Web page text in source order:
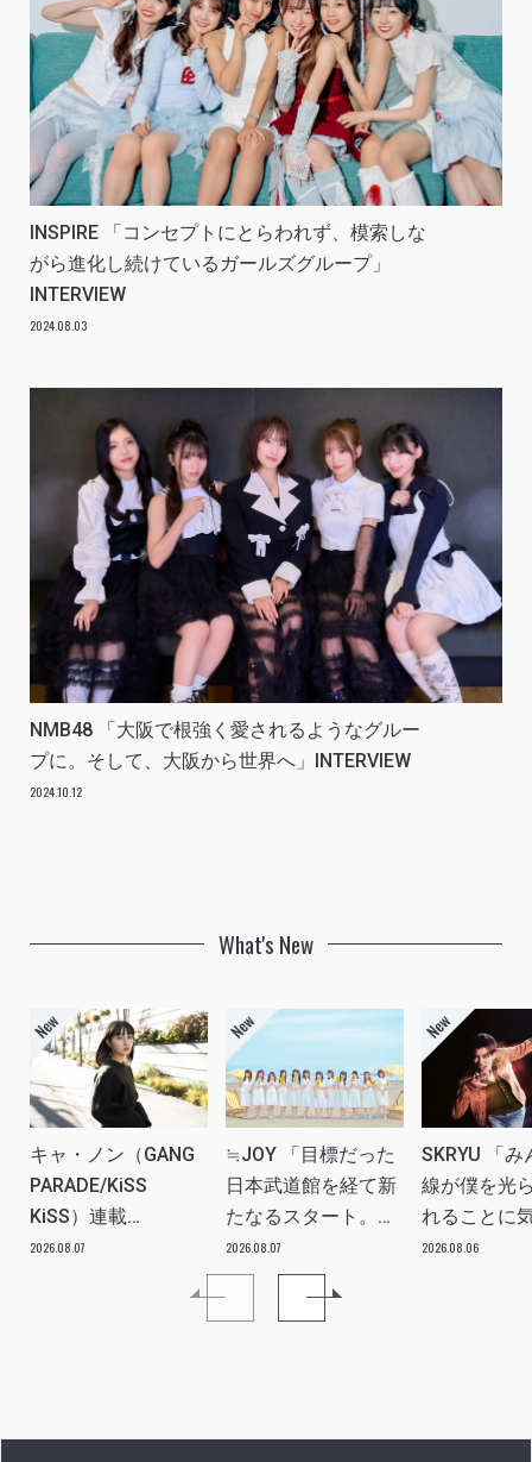
INSPIRE 「コンセプトにとらわれず、模索しな
がら進化し続けているガールズグループ」
INTERVIEW
2024.08.03
NMB48 「大阪で根強く愛されるようなグルー
プに。そして、大阪から世界へ」INTERVIEW
2024.10.12
What's New
キャ・ノン（GANG
PARADE/KiSS
KiSS）連載
vol.113「読者からの
質問”のんちゃんはラ
2026.08.07
≒JOY 「目標だった
日本武道館を経て新
たなるスタート。
≒JOYにしかない魅
力を磨いていきた
2026.08.07
SKRYU 「み
線が僕を光
れることに
た」
2026.08.06